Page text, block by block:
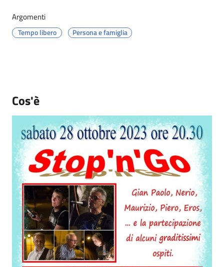
Servizi
on-
Tutti
argomenti
Argomenti
Tempo libero Persona e famiglia
Cos'è